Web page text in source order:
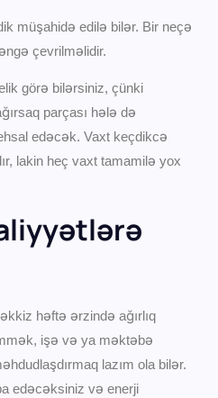
müşahidə edilə bilər. Bir neçə
çevrilməlidir.
görə bilərsiniz, çünki
parçası hələ də
edəcək. Vaxt keçdikcə
lakin heç vaxt tamamilə yox
həftə ərzində ağırlıq
işə və ya məktəbə
lazım ola bilər.
edəcəksiniz və enerji